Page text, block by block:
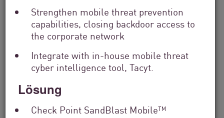
Strengthen mobile threat prevention
capabilities, closing backdoor access to
the corporate network
Integrate with in-house mobile threat
cyber intelligence tool, Tacyt.
Lösung
Check Point SandBlast Mobile™